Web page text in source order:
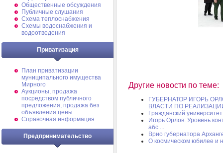
Общественные обсуждения
Публичные слушания
Схема теплоснабжения
Схемы водоснабжения и
водоотведения
Приватизация
План приватизации
муниципального имущества
Мирного
Аукционы, продажа
посредством публичного
предложения, продажа без
объявления цены
Справочная информация
Предпринимательство
Другие новости по теме:
ГУБЕРНАТОР ИГОРЬ
ВЛАСТИ ПО
Гражданский университет
Игорь Орлов: Уровень
абс ...
Врио губернатора
О космическом юбилее и